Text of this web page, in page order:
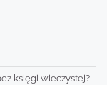
księgi wieczystej?